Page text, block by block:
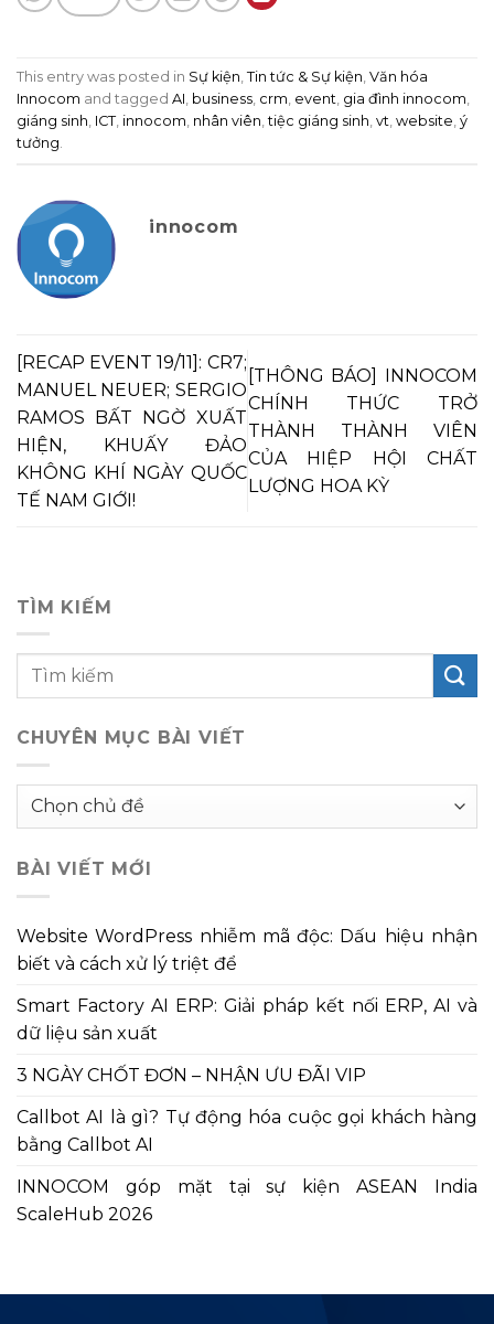
This entry was posted in Sự kiện Tin tức & Sự kiện Văn hóa
Innocom and tagged AI business crm event gia đình innocom
giáng sinh ICT, innocom nhân viên ,tiệc giáng sinh vt website ý
tưởng
innocom
[RECAP EVENT 19/11]: CR7;
MANUEL NEUER; SERGIO
RAMOS BẤT NGỜ XUẤT
HIỆN, KHUẤY ĐẢO
KHÔNG KHÍ NGÀY QUỐC
TẾ NAM GIỚI!
[THÔNG BÁO] INNOCOM
CHÍNH THỨC TRỞ
THÀNH THÀNH VIÊN
CỦA HIỆP HỘI CHẤT
LƯỢNG HOA KỲ
TÌM KIẾM
CHUYÊN MỤC BÀI VIẾT
Chuyên
viết
BÀI VIẾT MỚI
Website WordPress nhiễm mã độc: Dấu hiệu nhận
biết và cách xử lý triệt để
Smart Factory AI ERP: Giải pháp kết nối ERP, AI và
dữ liệu sản xuất
3 NGÀY CHỐT ĐƠN – NHẬN ƯU ĐÃI VIP
Callbot AI là gì? Tự động hóa cuộc gọi khách hàng
bằng Callbot AI
INNOCOM góp mặt tại sự kiện ASEAN India
ScaleHub 2026